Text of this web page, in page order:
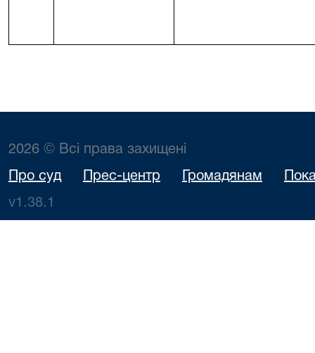
2026 © Всі права захищені
Про суд Прес-центр Громадянам
v1.38.1